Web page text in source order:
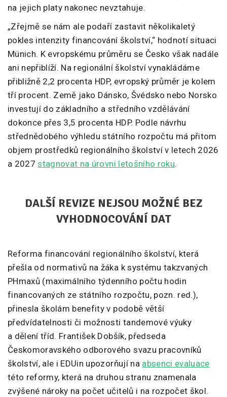
na jejich platy nakonec nevztahuje.
„Zřejmě se nám ale podaří zastavit několikaletý
pokles intenzity financování školství,“ hodnotí situaci
Münich. K evropskému průměru se Česko však nadále
ani nepřiblíží. Na regionální školství vynakládáme
přibližně 2,2 procenta HDP, evropský průměr je kolem
tří procent. Země jako Dánsko, Švédsko nebo Norsko
investují do základního a středního vzdělávání
dokonce přes 3,5 procenta HDP. Podle návrhu
střednědobého výhledu státního rozpočtu má přitom
objem prostředků regionálního školství v letech 2026
a 2027stagnovat na úrovni letošního roku.
DALŠÍ REVIZE NEJSOU MOŽNÉ BEZ
VYHODNOCOVÁNÍ DAT
Reforma financování regionálního školství, která
přešla od normativů na žáka k systému takzvaných
PHmaxů (maximálního týdenního počtu hodin
financovaných ze státního rozpočtu, pozn. red.),
přinesla školám benefity v podobě větší
předvídatelnosti či možnosti tandemové výuky
a dělení tříd. František Dobšík, předseda
Českomoravského odborového svazu pracovníků
školství, ale i EDUin upozorňují na absenci evaluace
této reformy, která na druhou stranu znamenala
zvýšené nároky na počet učitelů i na rozpočet škol.